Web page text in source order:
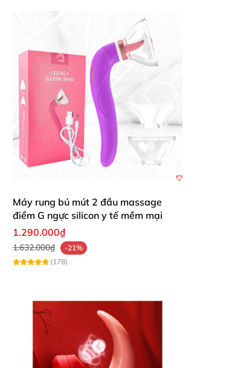
Máy rung bú mút 2 đầu massage
điểm G ngực silicon y tế mềm mại
1.290.000₫
1.632.000₫
-21%
(178)